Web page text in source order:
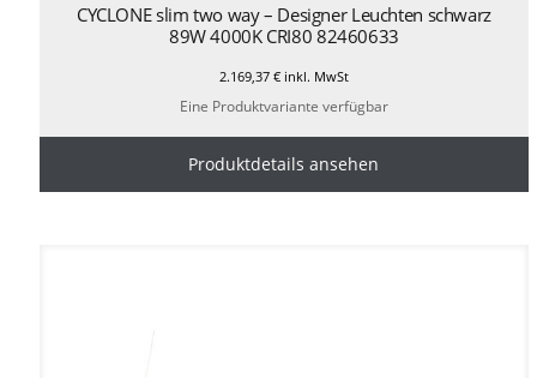
CYCLONE slim two way – Designer Leuchten schwarz
89W 4000K CRI80 82460633
2.169,37 €inkl. MwSt
Eine Produktvariante verfügbar
Produktdetails ansehen